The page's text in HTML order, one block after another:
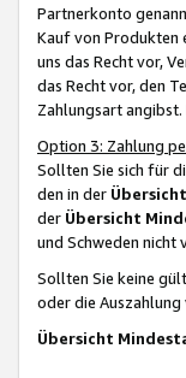
Partnerkonto
Kauf von Produkten
uns das Recht vor,
das Recht vor, den
Zahlungsart
Option 3: Zahlung
Sollten Sie sich für
den in der
der Übersicht
und Schweden nicht
Sollten Sie keine
oder die
Übersicht